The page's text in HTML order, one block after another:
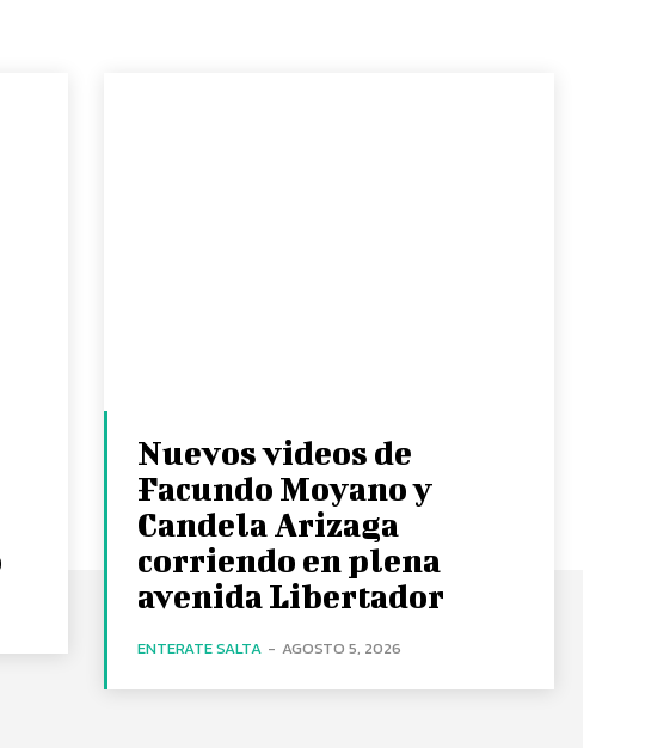
Nuevos videos de
Facundo Moyano y
Candela Arizaga
corriendo en plena
avenida Libertador
ENTERATE SALTA - AGOSTO 5, 2026